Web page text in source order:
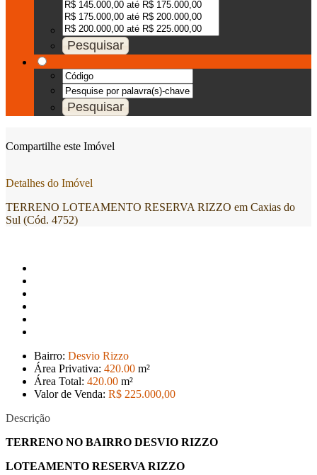
Compartilhe este Imóvel
Detalhes do Imóvel
TERRENO LOTEAMENTO RESERVA RIZZO em Caxias do
Sul (Cód. 4752)
Bairro: Desvio Rizzo
Área Privativa: 420.00 m²
Área Total: 420.00 m²
Valor de Venda: R$ 225.000,00
Descrição
TERRENO NO BAIRRO DESVIO RIZZO
LOTEAMENTO RESERVA RIZZO